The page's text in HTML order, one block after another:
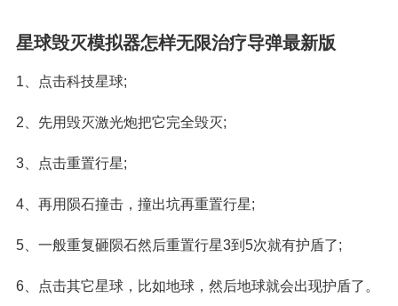
星球毁灭模拟器怎样无限治疗导弹最新版
1、点击科技星球;
2、先用毁灭激光炮把它完全毁灭;
3、点击重置行星;
4、再用陨石撞击，撞出坑再重置行星;
5、一般重复砸陨石然后重置行星3到5次就有护盾了;
6、点击其它星球，比如地球，然后地球就会出现护盾了。